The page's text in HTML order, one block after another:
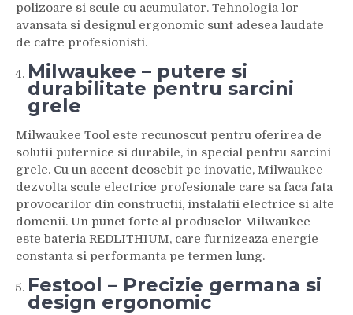
polizoare si scule cu acumulator. Tehnologia lor
avansata si designul ergonomic sunt adesea laudate
de catre profesionisti.
Milwaukee – putere si
durabilitate pentru sarcini
grele
Milwaukee Tool este recunoscut pentru oferirea de
solutii puternice si durabile, in special pentru sarcini
grele. Cu un accent deosebit pe inovatie, Milwaukee
dezvolta scule electrice profesionale care sa faca fata
provocarilor din constructii, instalatii electrice si alte
domenii. Un punct forte al produselor Milwaukee
este bateria REDLITHIUM, care furnizeaza energie
constanta si performanta pe termen lung.
Festool – Precizie germana si
design ergonomic